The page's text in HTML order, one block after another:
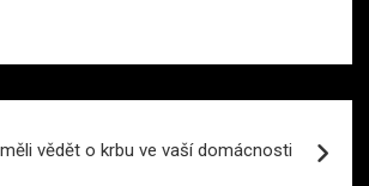
vědět o krbu ve vaší domácnosti